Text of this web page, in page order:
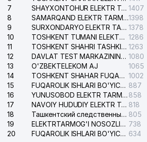
7
SHAYXONTOHUR ELEKTR TARMOG'I NOSOZLIKLARINI TUZATISH XIZMATI 1407
8
SAMARQAND ELEKTR TARMOQLARI AJ1398
9
SURXONDARYO ELEKTR TARMOQLARI AJ 1378
10
TOSHKENT TUMANI ELEKTR TARMOG'I AVARIYA XIZMATI 1286
11
TOSHKENT SHAHRI TASHKILOT TELEFONLARI HAQIDA MA'LUMOT BYUROSI 1263
12
DAVLAT TEST MARKAZINING ISHONCH TELEFONLARI 1080
13
O'ZBEKTELEKOM AJ
1065
14
TOSHKENT SHAHAR FUQAROLIK ISHLARI BO'YICHA SUDI 1002
15
FUQAROLIK ISHLARI BO'YICHA YAKKASAROY TUMANLARARO SUDI 887
16
YUNUSOBOD ELEKTR TARMOG'I NOSOZLIKLARI XIZMATI 858
17
NAVOIY HUDUDIY ELEKTR TARMOQLARI KORXONASI AJ 818
18
Ташкентский следственный изолятор 805
19
ELEKTRTARMOG'I NOSOZLIKLARINI TO'ZATISH SERGELI XIZMATI 738
20
FUQAROLIK ISHLARI BO'YICHA UCH-TEPA TUMANI SUDI 634